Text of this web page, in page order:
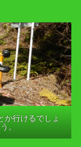
か行けるでしょ
う。